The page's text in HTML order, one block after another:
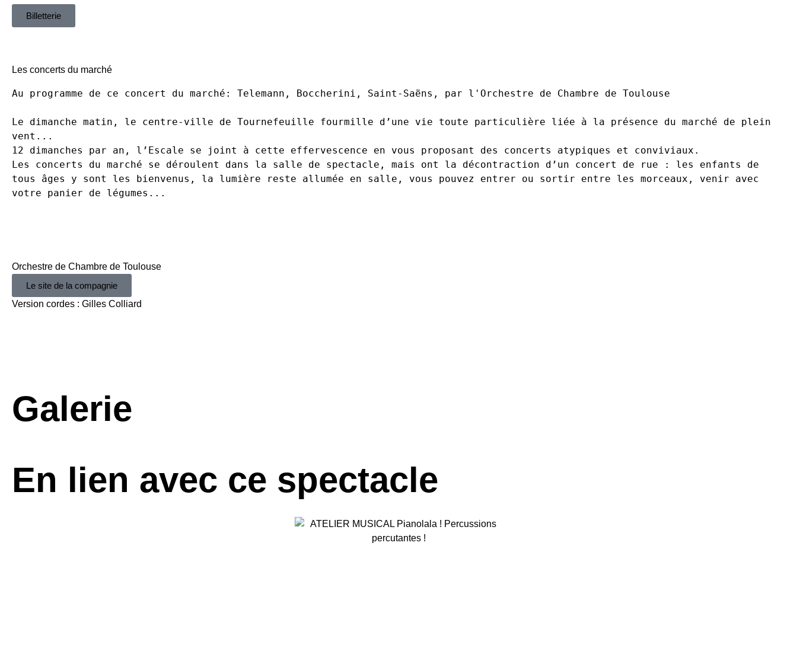
Billetterie
Les concerts du marché
Au programme de ce concert du marché: Telemann, Boccherini, Saint-Saëns, par l'Orchestre de Chambre de Toulouse
Le dimanche matin, le centre-ville de Tournefeuille fourmille d’une vie toute particulière liée à la présence du marché de plein
vent...
12 dimanches par an, l’Escale se joint à cette effervescence en vous proposant des concerts atypiques et conviviaux.
Les concerts du marché se déroulent dans la salle de spectacle, mais ont la décontraction d’un concert de rue : les enfants de
tous âges y sont les bienvenus, la lumière reste allumée en salle, vous pouvez entrer ou sortir entre les morceaux, venir avec
votre panier de légumes...
Orchestre de Chambre de Toulouse
Le site de la compagnie
Version cordes : Gilles Colliard
Galerie
En lien avec ce spectacle